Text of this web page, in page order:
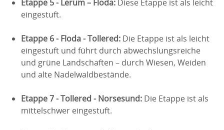
Etappe 5 - Lerum – Floda: Diese Etappe ist als leicht
eingestuft.
Etappe 6 - Floda - Tollered: Die Etappe ist als leicht
eingestuft und führt durch abwechslungsreiche
und grüne Landschaften – durch Wiesen, Weiden
und alte Nadelwaldbestände.
Etappe 7 - Tollered - Norsesund: Die Etappe ist als
mittelschwer eingestuft.